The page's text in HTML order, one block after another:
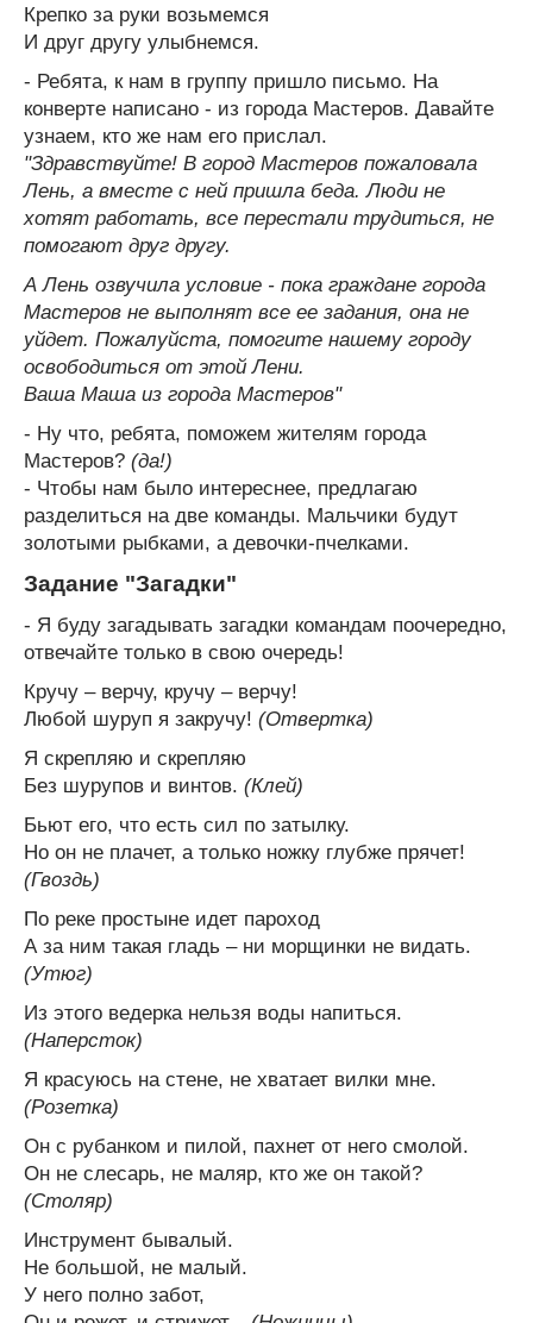
Крепко за руки возьмемся
И друг другу улыбнемся.
- Ребята, к нам в группу пришло письмо. На
конверте написано - из города Мастеров. Давайте
узнаем, кто же нам его прислал.
"Здравствуйте! В город Мастеров пожаловала
Лень, а вместе с ней пришла беда. Люди не
хотят работать, все перестали трудиться, не
помогают друг другу.
А Лень озвучила условие - пока граждане города
Мастеров не выполнят все ее задания, она не
уйдет. Пожалуйста, помогите нашему городу
освободиться от этой Лени.
Ваша Маша из города Мастеров"
- Ну что, ребята, поможем жителям города
Мастеров? (да!)
- Чтобы нам было интереснее, предлагаю
разделиться на две команды. Мальчики будут
золотыми рыбками, а девочки-пчелками.
Задание "Загадки"
- Я буду загадывать загадки командам поочередно,
отвечайте только в свою очередь!
Кручу – верчу, кручу – верчу!
Любой шуруп я закручу! (Отвертка)
Я скрепляю и скрепляю
Без шурупов и винтов. (Клей)
Бьют его, что есть сил по затылку.
Но он не плачет, а только ножку глубже прячет!
(Гвоздь)
По реке простыне идет пароход
А за ним такая гладь – ни морщинки не видать.
(Утюг)
Из этого ведерка нельзя воды напиться.
(Наперсток)
Я красуюсь на стене, не хватает вилки мне.
(Розетка)
Он с рубанком и пилой, пахнет от него смолой.
Он не слесарь, не маляр, кто же он такой?
(Столяр)
Инструмент бывалый.
Не большой, не малый.
У него полно забот,